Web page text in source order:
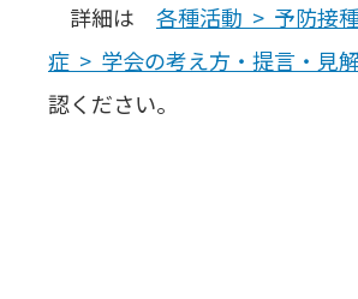
詳細は 各種活動 > 予防接
症 > 学会の考え方・提言・見
認ください。